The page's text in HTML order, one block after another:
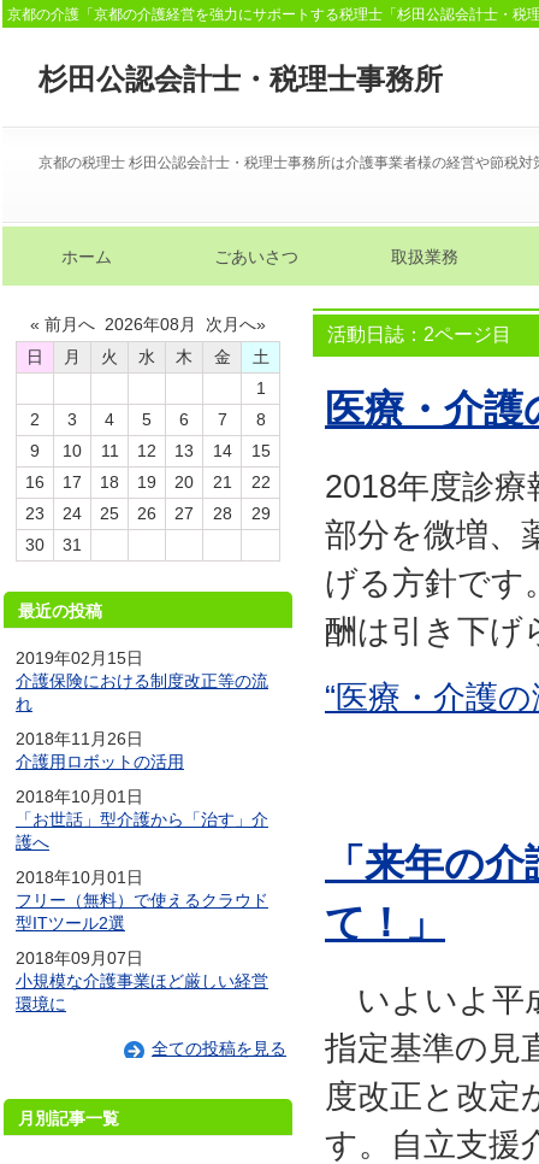
活動日誌：2ページ目
京都の介護「京都の介護経営を強力にサポートする税理士「杉田公認会計士・税
京都の税理士 杉田公認会計士・税理士事務所は介護事業者様の経営や節税
医療・介
2018年度診
部分を微増、
げる方針です
酬は引き下げ
“医療・介護
「来年の
て！」
いよいよ平
指定基準の
度改正と改定
す。自立支援
« 前月へ 2026年08月 次月へ»
日
月 火 水 木 金
土
1
2
3 4 5 6 7
8
9
10 11 12 13 14
15
16
17 18 19 20 21
22
23
24 25 26 27 28
29
30
31
最近の投稿
2019年02月15日
介護保険における制度改正等の流
れ
2018年11月26日
介護用ロボットの活用
2018年10月01日
「お世話」型介護から「治す」介
護へ
2018年10月01日
フリー（無料）で使えるクラウド
型ITツール2選
2018年09月07日
小規模な介護事業ほど厳しい経営
環境に
全ての投稿を見る
月別記事一覧
杉田公認会計士・税理士事務所
ホーム ごあいさつ 取扱業務